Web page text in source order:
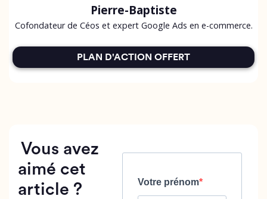
Pierre-Baptiste
Cofondateur de Céos et expert Google Ads en e-commerce.
PLAN D'ACTION OFFERT
Vous avez
aimé cet
article ?
Votre prénom